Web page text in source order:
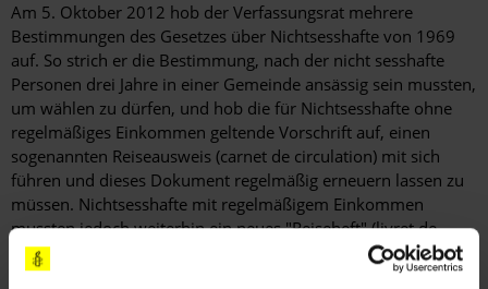
Am 5. Oktober 2012 hob der Verfassungsrat mehrere
Bestimmungen des Gesetzes über Nichtsesshafte von 1969
auf. So strich er die Bestimmung, nach der nicht sesshafte
Personen drei Jahre in einer Gemeinde ansässig sein mussten,
um wählen zu dürfen, und hob die für Nichtsesshafte ohne
regelmäßiges Einkommen geltende Vorschrift auf, einen
sogenannten Reiseausweis (carnet de circulation) mit sich
führen und dieses Dokument regelmäßig erneuern lassen zu
müssen. Nichtsesshafte mit regelmäßigem Einkommen
mussten jedoch weiterhin ein neues "Reiseheft" (livret de
circulation) bei sich haben. Nach wie vor mussten sich alle
nicht sesshaften Personen bei der Gemeindeverwaltung